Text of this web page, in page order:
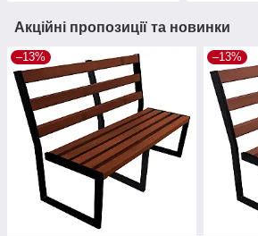
Акційні пропозиції та новинки
–13% –13%